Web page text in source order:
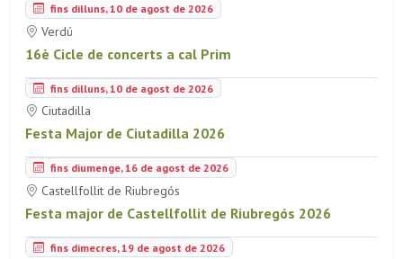
fins dilluns, 10 de agost de 2026
Verdú
16è Cicle de concerts a cal Prim
fins dilluns, 10 de agost de 2026
Ciutadilla
Festa Major de Ciutadilla 2026
fins diumenge, 16 de agost de 2026
Castellfollit de Riubregós
Festa major de Castellfollit de Riubregós 2026
fins dimecres, 19 de agost de 2026